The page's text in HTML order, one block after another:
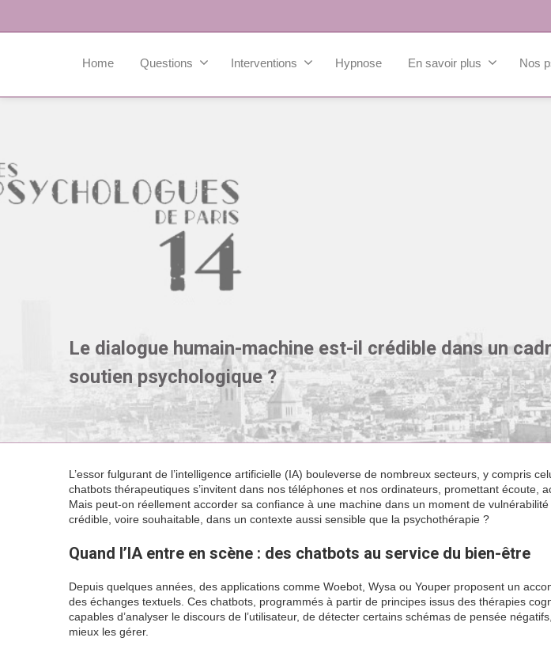
Home Questions Interventions Hypnose En savoir plus Nos
Le dialogue humain-machine est-il crédible dans un
soutien psychologique ?
L’essor fulgurant de l’intelligence artificielle (IA) bouleverse de nombreux secteurs, y compris
chatbots thérapeutiques s’invitent dans nos téléphones et nos ordinateurs, promettant écoute,
Mais peut-on réellement accorder sa confiance à une machine dans un moment de
crédible, voire souhaitable, dans un contexte aussi sensible que la psychothérapie ?
Quand l’IA entre en scène : des chatbots au service du bien-être
Depuis quelques années, des applications comme Woebot, Wysa ou Youper proposent un
des échanges textuels. Ces chatbots, programmés à partir de principes issus des thérapies
capables d’analyser le discours de l’utilisateur, de détecter certains schémas de pensée
mieux les gérer.